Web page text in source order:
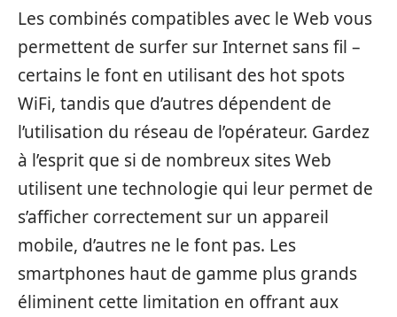
Les combinés compatibles avec le Web vous
permettent de surfer sur Internet sans fil –
certains le font en utilisant des hot spots
WiFi, tandis que d’autres dépendent de
l’utilisation du réseau de l’opérateur. Gardez
à l’esprit que si de nombreux sites Web
utilisent une technologie qui leur permet de
s’afficher correctement sur un appareil
mobile, d’autres ne le font pas. Les
smartphones haut de gamme plus grands
éliminent cette limitation en offrant aux